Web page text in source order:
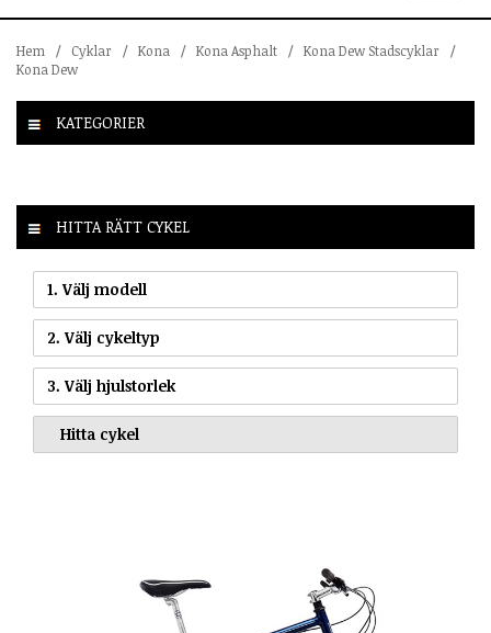
Hem / Cyklar / Kona / Kona Asphalt / Kona Dew Stadscyklar
/
Kona Dew
KATEGORIER
HITTA RÄTT CYKEL
1. Välj modell
2. Välj cykeltyp
3. Välj hjulstorlek